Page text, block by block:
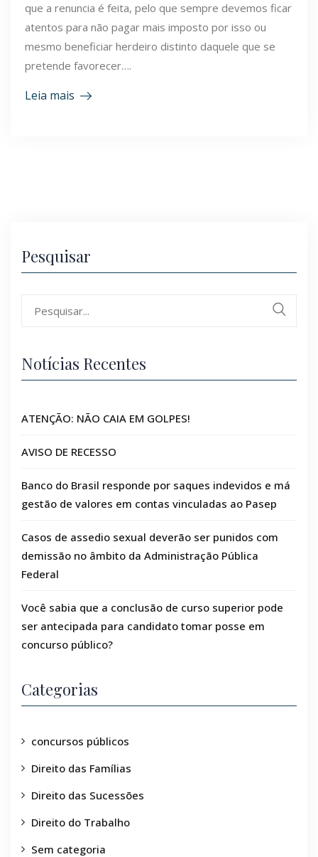
que a renuncia é feita, pelo que sempre devemos ficar
atentos para não pagar mais imposto por isso ou
mesmo beneficiar herdeiro distinto daquele que se
pretende favorecer….
Leia mais
Pesquisar
Notícias Recentes
ATENÇÃO: NÃO CAIA EM GOLPES!
AVISO DE RECESSO
Banco do Brasil responde por saques indevidos e má
gestão de valores em contas vinculadas ao Pasep
Casos de assedio sexual deverão ser punidos com
demissão no âmbito da Administração Pública
Federal
Você sabia que a conclusão de curso superior pode
ser antecipada para candidato tomar posse em
concurso público?
Categorias
concursos públicos
Direito das Famílias
Direito das Sucessões
Direito do Trabalho
Sem categoria